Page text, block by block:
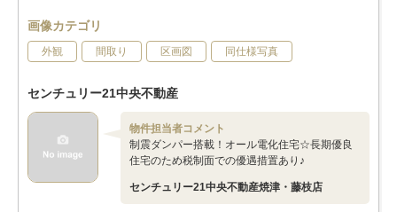
画像カテゴリ
外観 間取り 区画図 同仕様写真
センチュリー21中央不動産
物件担当者コメント
制震ダンパー搭載！オール電化住宅☆長期優良
住宅のため税制面での優遇措置あり♪
センチュリー21中央不動産焼津・藤枝店